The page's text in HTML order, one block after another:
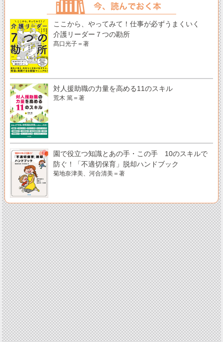
ここから、やってみて！仕事が必ずうまくいく
介護リーダー７つの勘所
髙口光子＝著
対人援助職の力量を高める11のスキル
荒木 篤＝著
園で役立つ知識とあの手・この手 10のスキルで
防ぐ！「不適切保育」脱却ハンドブック
菊地奈津美、河合清美＝著